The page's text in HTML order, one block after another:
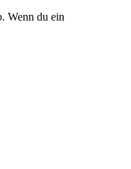
Wenn du ein